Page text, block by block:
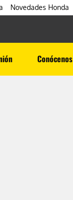
Novedades Honda
Conócenos